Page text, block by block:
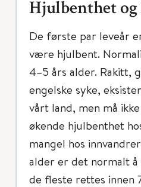
Hjulbenthet
De første par leveår
være hjulbent.
4–5 års alder. Rakitt,
engelske syke,
vårt land, men må
økende hjulbenthet
mangel hos
alder er det normalt
de fleste rettes innen